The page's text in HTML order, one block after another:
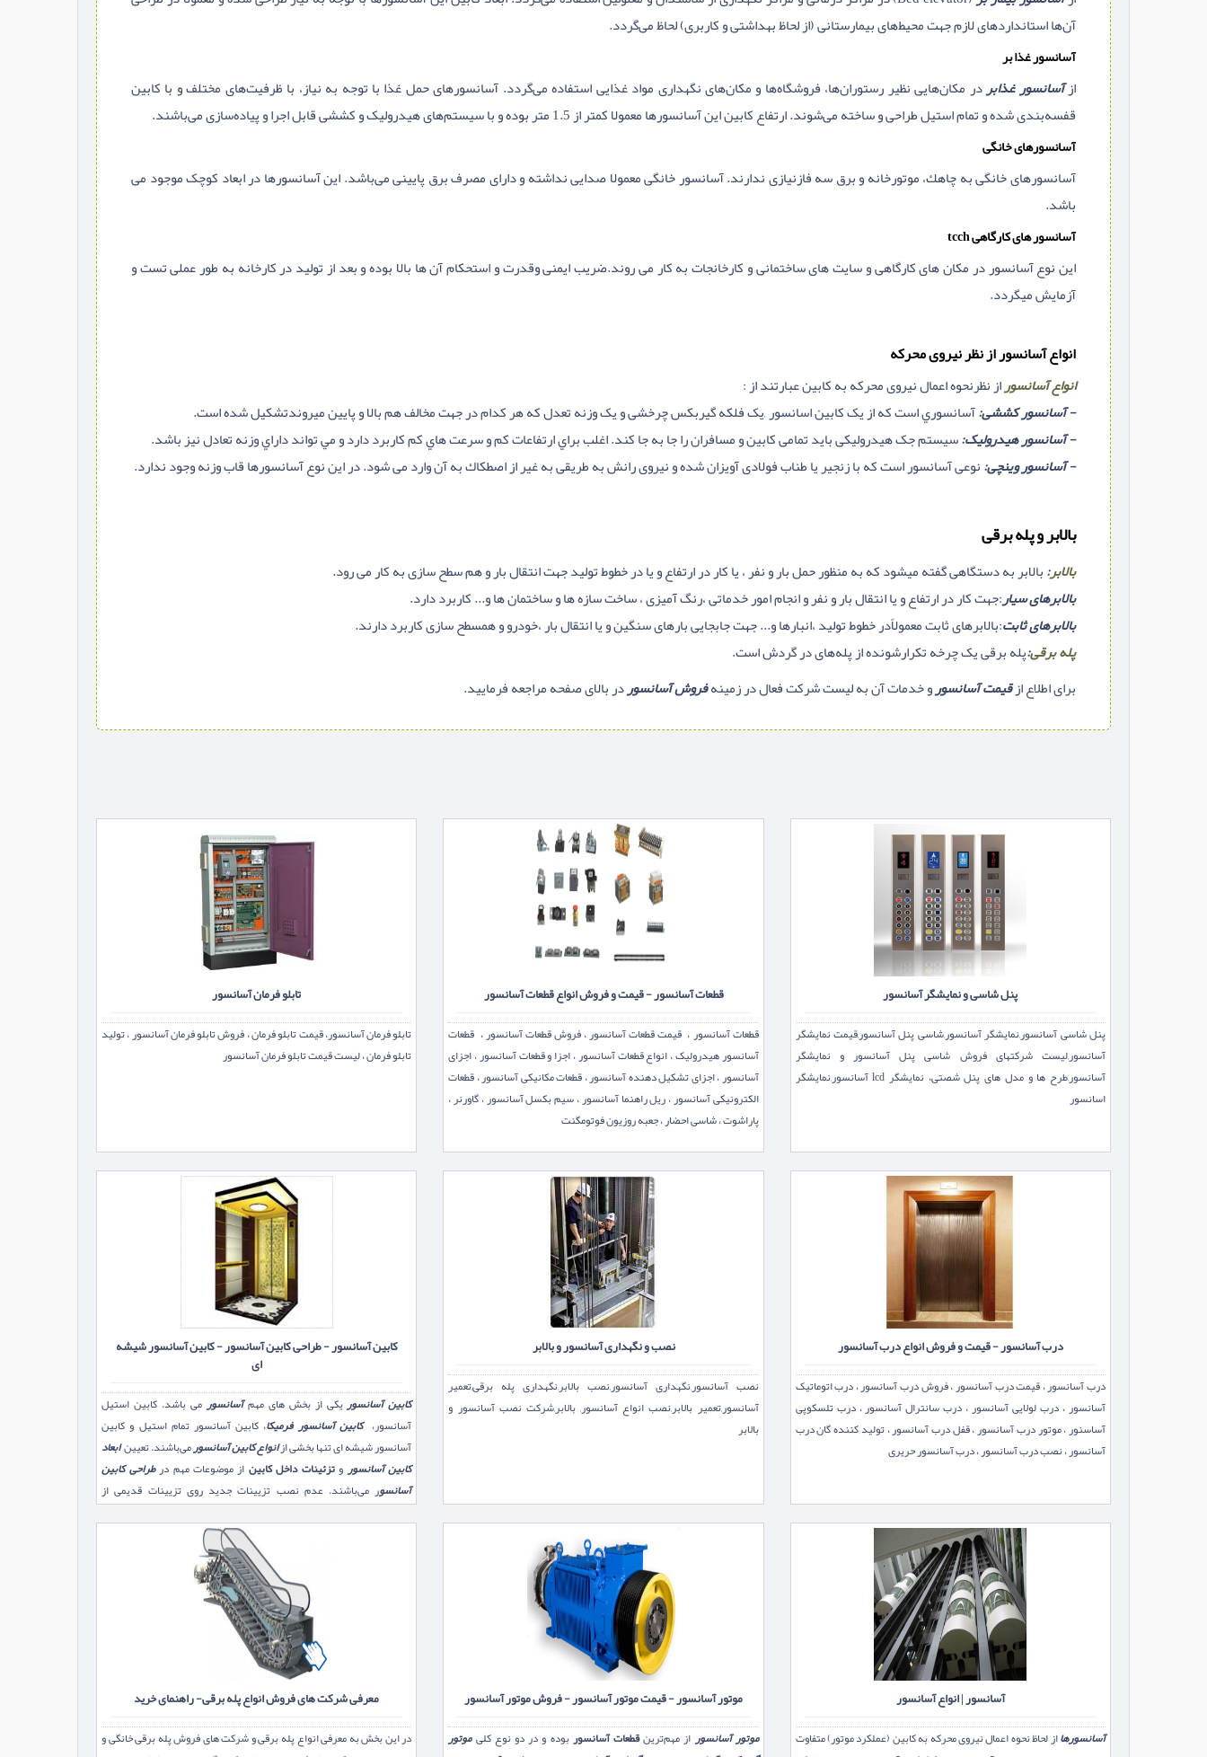
آن‌ها استانداردهای لازم جهت محیط‌های بیمارستانی (از لحاظ بهداشتی و کاربری) لحاظ می‌گردد.
آسانسور غذا بر
ازآسانسور غذابردر مکان‌هایی نظیر رستوران‌ها، فروشگاه‌ها و مکان‌های نگهداری مواد غذایی استفاده می‌گردد. آسانسورهای حمل غذا با توجه به نیاز، با ظرفیت‌های مختلف و با کابین
قفسه‌بندی شده و تمام استیل طراحی و ساخته می‌شوند. ارتفاع کابین این آسانسورها معمولا کمتر از 1.5 متر بوده و با سیستم‌های هیدرولیک و کششی قابل اجرا و پیاده‌سازی می‌باشند.
آسانسورهای خانگی
آسانسورهای خانگی به چاهك، موتورخانه و برق سه فازنیازی ندارند. آسانسور خانگی معمولا صدایی نداشته و دارای مصرف برق پایینی می‌باشد. این آسانسورها در ابعاد کوچک موجود می
باشد.
آسانسور های کارگاهی tcch
این نوع آسانسور در مکان های کارگاهی و سایت های ساختمانی و کارخانجات به کار می روند.ضریب ایمنی وقدرت و استحکام آن ها بالا بوده و بعد از تولید در کارخانه به طور عملی تست و
آزمایش میگردد.
انواع آسانسور از نظر نیروی محرکه
انواع آسانسوراز نظرنحوه اعمال نیروی محرکه به کابین عبارتند از :
- آسانسور کششی:آسانسوري است که از یک کابین اسانسور ,یک فلکه گيربکس چرخشی و یک وزنه تعدل که هر کدام در جهت مخالف هم بالا و پايين ميروندتشکیل شده است.
- آسانسور هیدرولیک:سیستم جک هیدرولیکی باید تمامی کابین و مسافران را جا به جا کند. اغلب براي ارتفاعات کم و سرعت هاي کم کاربرد دارد و مي تواند داراي وزنه تعادل نيز باشد.
- آسانسور وینچی:نوعی آسانسور است كه با زنجیر یا طناب فولادی آویزان شده و نیروی رانش به طریقی به غیر از اصطكاك به آن وارد می شود. در این نوع آسانسورها قاب وزنه وجود ندارد.
بالابر و پله برقی
بالابر:بالابر به دستگاهی گفته میشود که به منظور حمل بار و نفر ، یا کار در ارتفاع و یا در خطوط تولید جهت انتقال بار و هم سطح سازی به کار می رود.
بالابرهای سیار:جهت کار در ارتفاع و یا انتقال بار و نفر و انجام امور خدماتی ،رنگ آمیزی ، ساخت سازه ها و ساختمان ها و... کاربرد دارد.
بالابرهای ثابت:بالابرهای ثابت معمولاًدر خطوط تولید ،انبارها و... جهت جابجایی بارهای سنگین و یا انتقال بار ،خودرو و همسطح سازی کاربرد دارند.
پله برقی:پله برقی یک چرخه تکرارشونده از پله‌های در گردش است.
برای اطلاع ازقیمت آسانسورو خدمات آن به لیست شرکت‌ فعال در زمینهفروش آسانسوردر بالای صفحه مراجعه فرمایید.
پنل شاسی و نمایشگر آسانسور
پنل شاسی آسانسور,نمایشگر آسانسور,شاسی پنل آسانسور,قیمت نمایشگر
آسانسور,لیست شرکتهای فروش شاسی پنل آسانسور و نمایشگر
آسانسور,طرح ها و مدل های پنل شصتی، نمایشگر lcd آسانسور,نمایشگر
اسانسور
قطعات آسانسور - قیمت و فروش انواع قطعات آسانسور
قطعات آسانسور ، قیمت قطعات آسانسور ، فروش قطعات آسانسور ، قطعات
آسانسور هیدرولیک ، انواع قطعات آسانسور ، اجزا و قطعات آسانسور ، اجزای
آسانسور ، اجزای تشکیل دهنده آسانسور ، قطعات مکانیکی آسانسور ، قطعات
الکترونیکی آسانسور ، ريل راهنما آسانسور ، سیم بکسل آسانسور ، گاورنر ،
پاراشوت ، شاسی احضار ، جعبه روزیون فوتومگنت
تابلو فرمان آسانسور
تابلو فرمان آسانسور، قیمت تابلو فرمان ، فروش تابلو فرمان آسانسور ، تولید
تابلو فرمان ، لیست قیمت تابلو فرمان آسانسور
درب آسانسور - قیمت و فروش انواع درب آسانسور
درب آسانسور ، قيمت درب آسانسور ، فروش درب آسانسور ، درب اتوماتیک
آسانسور ، درب لولایی آسانسور ، درب سانترال آسانسور ، درب تلسکوپی
آساسنور ، موتور درب آسانسور ، قفل درب آسانسور ، تولید کننده گان درب
آسانسور ، نصب درب آسانسور ، درب آسانسور حریری
نصب و نگهداری آسانسور و بالابر
نصب آسانسور,نگهداری آسانسور,نصب بالابر,نگهداری پله برقی,تعمیر
آسانسور,تعمیر بالابر,نصب انواع آسانسور, بالابر,شرکت نصب آسانسور و
بالابر
کابین آسانسور - طراحی کابین آسانسور - کابین آسانسور شیشه
ای
کابین آسانسوریکی از بخش های مهمآسانسورمی باشد. کابین استیل
آسانسور،کابین آسانسور فرمیکا، کابین آسانسور تمام استیل و کابین
آسانسور شیشه ای تنها بخشی ازانواع کابین آسانسورمی‌باشند. تعیینابعاد
کابین آسانسوروتزئیناتداخل کابین از موضوعات مهم درطراحی کابین
آسانسور می‌باشند. عدم نصب تزیینات جدید روی تزیینات قدیمی از
مهمترین نکات دربازسازي كابين آسانسورمی‌باشد که شرکت‌هایکابین
می‌بایست به آن توجه داشته باشند.
آسانسور | انواع آسانسور
آسانسورهااز لحاظ نحوه اعمال نیروی محرکه به کابین (عملکرد موتور) متفاوت
موتور آسانسور - قیمت موتور آسانسور - فروش موتور آسانسور
موتور آسانسوراز مهم‌ترینقطعات آسانسوربوده و در دو نوع کلیموتور
معرفی شرکت های فروش انواع پله برقی- راهنمای خرید
در این بخش به معرفی انواع پله برقی و شرکت های فروش پله برقی خانگی و